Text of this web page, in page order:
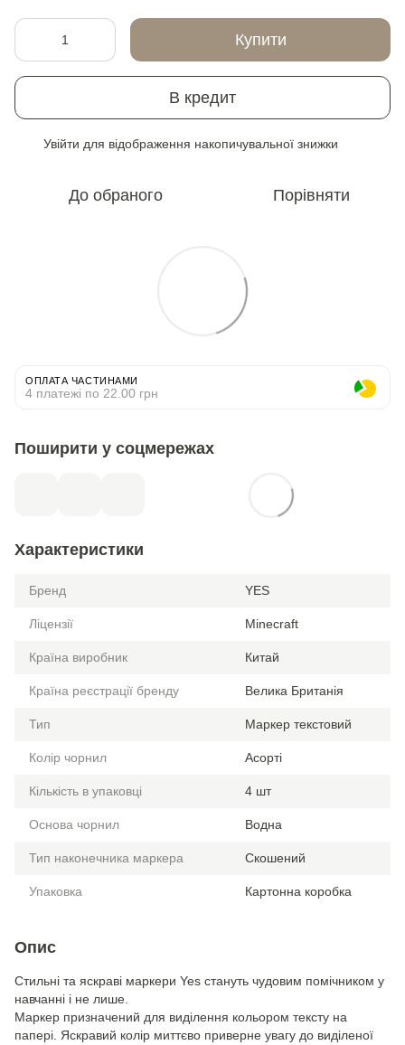
Купити
В кредит
Увійти для відображення накопичувальної знижки
До обраного Порівняти
ОПЛАТА ЧАСТИНАМИ
4 платежі по 22.00 грн
Поширити у соцмережах
Характеристики
Бренд YES
Ліцензії Minecraft
Країна виробник Китай
Країна реєстрації бренду Велика Британія
Тип Маркер текстовий
Колір чорнил Асорті
Кількість в упаковці 4 шт
Основа чорнил Водна
Тип наконечника маркера Скошений
Упаковка Картонна коробка
Опис
Стильні та яскраві маркери Yes стануть чудовим помічником у
навчанні і не лише.
Маркер призначений для виділення кольором тексту на
папері. Яскравий колір миттєво приверне увагу до виділеної